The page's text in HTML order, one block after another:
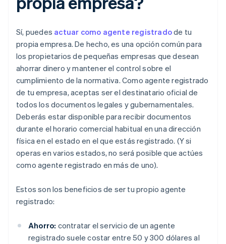
Sí, puedes actuar como agente registradode tu
propia empresa. De hecho, es una opción común para
los propietarios de pequeñas empresas que desean
ahorrar dinero y mantener el control sobre el
cumplimiento de la normativa. Como agente registrado
de tu empresa, aceptas ser el destinatario oficial de
todos los documentos legales y gubernamentales.
Deberás estar disponible para recibir documentos
durante el horario comercial habitual en una dirección
física en el estado en el que estás registrado. (Y si
operas en varios estados, no será posible que actúes
como agente registrado en más de uno).
Estos son los beneficios de ser tu propio agente
registrado:
Ahorro: contratar el servicio de un agente
registrado suele costar entre 50 y 300 dólares al